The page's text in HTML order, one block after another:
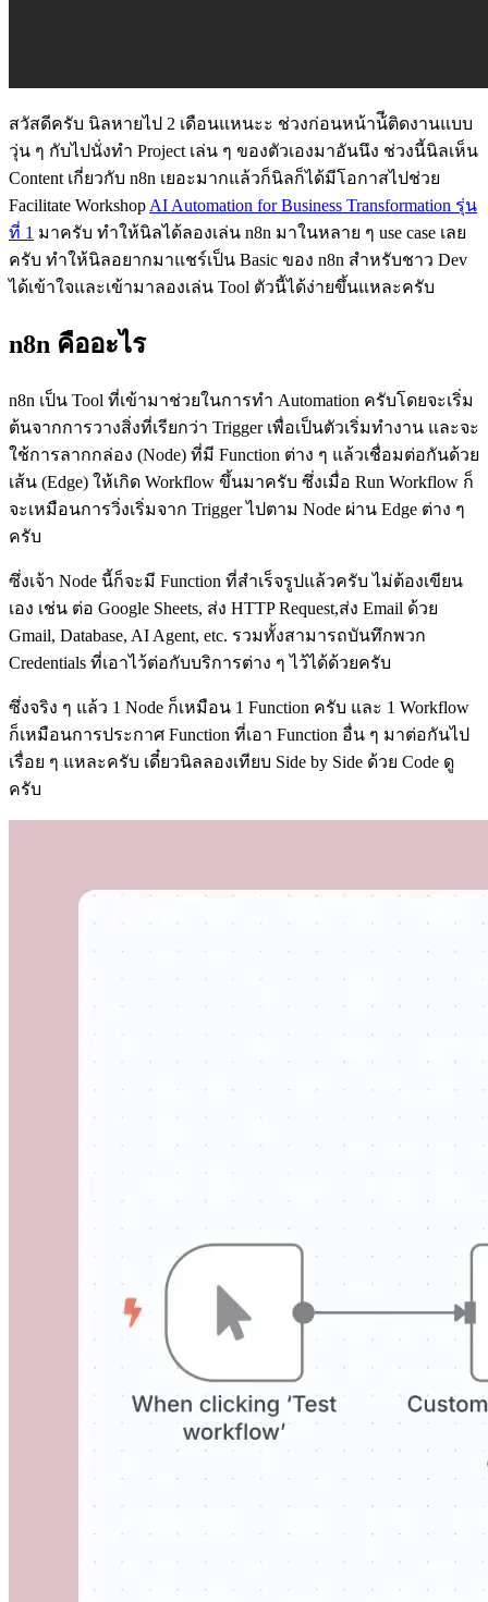
สวัสดีครับ นิลหายไป 2 เดือนแหนะะ ช่วงก่อนหน้าน้ีติดงานแบบ
วุ่น ๆ กับไปนั่งทำ Project เล่น ๆ ของตัวเองมาอันนึง ช่วงนี้นิลเห็น
Content เกี่ยวกับ n8n เยอะมากแล้วก็นิลก็ได้มีโอกาสไปช่วย
Facilitate Workshop AI Automation for Business Transformation รุ่น
ที่ 1 มาครับ ทำให้นิลได้ลองเล่น n8n มาในหลาย ๆ use case เลย
ครับ ทำให้นิลอยากมาแชร์เป็น Basic ของ n8n สำหรับชาว Dev
ได้เข้าใจและเข้ามาลองเล่น Tool ตัวนี้ได้ง่ายขึ้นแหละครับ
n8n คืออะไร
n8n เป็น Tool ที่เข้ามาช่วยในการทำ Automation ครับโดยจะเริ่ม
ต้นจากการวางสิ่งที่เรียกว่า Trigger เพื่อเป็นตัวเริ่มทำงาน และจะ
ใช้การลากกล่อง (Node) ที่มี Function ต่าง ๆ แล้วเชื่อมต่อกันด้วย
เส้น (Edge) ให้เกิด Workflow ขึ้นมาครับ ซึ่งเมื่อ Run Workflow ก็
จะเหมือนการวิ่งเริ่มจาก Trigger ไปตาม Node ผ่าน Edge ต่าง ๆ
ครับ
ซึ่งเจ้า Node นี้ก็จะมี Function ที่สำเร็จรูปแล้วครับ ไม่ต้องเขียน
เอง เช่น ต่อ Google Sheets, ส่ง HTTP Request,ส่ง Email ด้วย
Gmail, Database, AI Agent, etc. รวมทั้งสามารถบันทึกพวก
Credentials ที่เอาไว้ต่อกับบริการต่าง ๆ ไว้ได้ด้วยครับ
ซึ่งจริง ๆ แล้ว 1 Node ก็เหมือน 1 Function ครับ และ 1 Workflow
ก็เหมือนการประกาศ Function ที่เอา Function อื่น ๆ มาต่อกันไป
เรื่อย ๆ แหละครับ เดี๋ยวนิลลองเทียบ Side by Side ด้วย Code ดู
ครับ